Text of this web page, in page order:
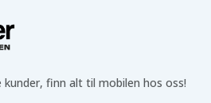
finn alt til mobilen hos oss!